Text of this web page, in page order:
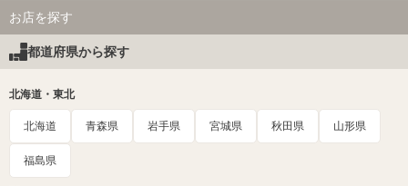
お店を探す
都道府県から探す
北海道・東北
北海道 青森県 岩手県 宮城県 秋田県 山形県
福島県